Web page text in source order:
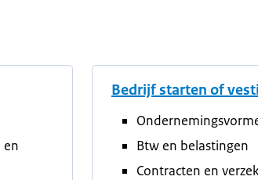
en
Bedrijf starten of
Btw en belastingen
Contracten en